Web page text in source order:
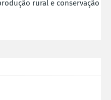
rural e conservação